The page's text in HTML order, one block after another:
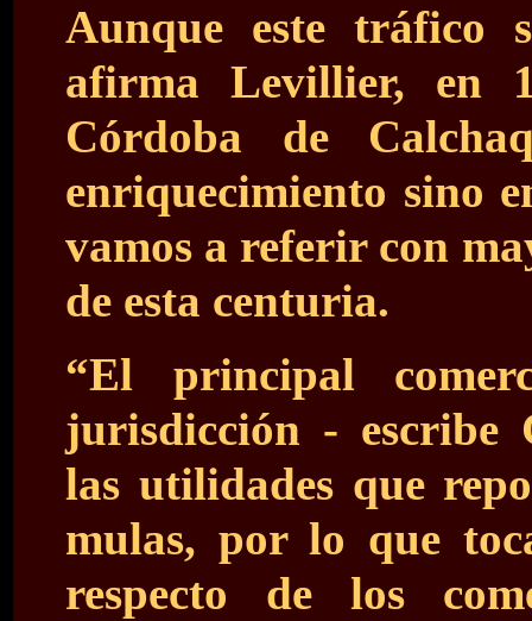
Aunque este tráfico
afirma Levillier, en
Córdoba de
enriquecimiento sino
vamos a referir con
de esta centuria.
“El principal
jurisdicción - escribe
las utilidades que
mulas, por lo que
respecto de los